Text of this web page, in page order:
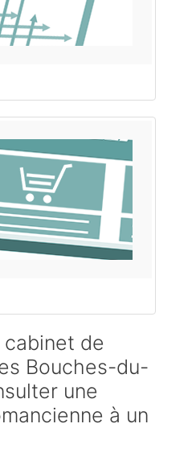
de
Bouches-du-
une
à un